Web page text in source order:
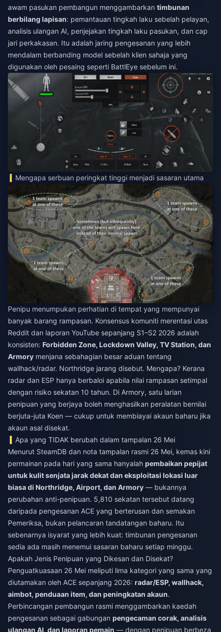
awam pasukan pembangun menggambarkan timbunan
berbilang lapisan: pemantauan tingkah laku sebelah pelayan,
analisis ulangan AI, penjejakan tingkah laku pasukan, dan cap
jari perkakasan. Itu adalah jaring pengesanan yang lebih
mendalam berbanding model sebelah klien sahaja yang
digunakan oleh pesaing seperti BattlEye sebelum ini.
Mengapa serbuan peringkat tinggi menjadi sasaran utama
Penipu menumpukan perhatian di tempat yang mempunyai
banyak barang rampasan. Konsensus komuniti merentasi utas
Reddit dan laporan YouTube sepanjang S1–S2 2026 adalah
konsisten: Forbidden Zone, Lockdown Valley, TV Station, dan
Armory menjana sebahagian besar aduan tentang
wallhack/radar. Northridge jarang disebut. Mengapa? Kerana
radar dan ESP hanya berbaloi apabila nilai rampasan setimpal
dengan risiko sekatan 10 tahun. Di Armory, satu larian
penipuan yang berjaya boleh menghasilkan peralatan bernilai
berjuta-juta Koen — cukup untuk membiayai akaun baharu jika
akaun asal disekat.
Apa yang TIDAK berubah dalam tampalan 26 Mei
Menurut SteamDB dan nota tampalan rasmi 26 Mei, kemas kini
permainan pada hari yang sama hanyalah pembaikan pepijat
untuk kulit senjata jarak dekat dan eksploitasi lokasi luar
biasa di Northridge, Airport, dan Armory — bukannya
perubahan anti-penipuan. 5,810 sekatan tersebut datang
daripada pengesanan ACE yang berterusan dan semakan
Pemeriksa, bukan pelancaran tandatangan baharu. Itu
sebenarnya isyarat yang lebih kuat: timbunan pengesanan
sedia ada masih menemui sasaran baharu setiap minggu.
Apakah Jenis Penipuan yang Dikesan dan Disekat?
Penguatkuasaan 26 Mei meliputi lima kategori yang sama yang
diutamakan oleh ACE sepanjang 2026: radar/ESP, wallhack,
aimbot, penduaan item, dan peningkatan akaun.
Perbincangan pembangun rasmi menggambarkan kaedah
pengesanan sebagai gabungan pengecaman corak, analisis
ulangan AI, dan laporan pemain — dengan penipuan berbeza